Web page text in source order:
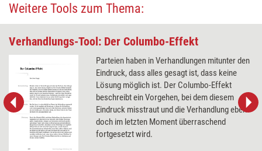
Weitere Tools zum Thema:
Verhandlungs-Tool: Der Columbo-Effekt
Parteien haben in Verhandlungen mitunter den
Eindruck, dass alles gesagt ist, dass keine
Lösung möglich ist. Der Columbo-Effekt
beschreibt ein Vorgehen, bei dem diesem
Eindruck misstraut und die Verhandlung eben
doch im letzten Moment überraschend
fortgesetzt wird.